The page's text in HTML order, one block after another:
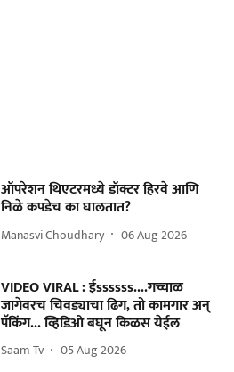
ऑपरेशन थिएटरमध्ये डॉक्टर हिरवे आणि
निळे कपडेच का घालतात?
Manasvi Choudhary 06 Aug 2026
VIDEO VIRAL : ईssssss....गच्चाळ
जागेवरच चिवड्याचा ढिग, तो कामगार अन्
पॅकिंग... व्हिडिओ बघून किळस येईल
Saam Tv 05 Aug 2026